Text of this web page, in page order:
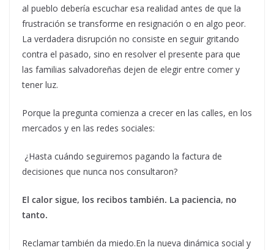
al pueblo debería escuchar esa realidad antes de que la
frustración se transforme en resignación o en algo peor.
La verdadera disrupción no consiste en seguir gritando
contra el pasado, sino en resolver el presente para que
las familias salvadoreñas dejen de elegir entre comer y
tener luz.
Porque la pregunta comienza a crecer en las calles, en los
mercados y en las redes sociales:
¿Hasta cuándo seguiremos pagando la factura de
decisiones que nunca nos consultaron?
El calor sigue, los recibos también. La paciencia, no
tanto.
Reclamar también da miedo.En la nueva dinámica social y